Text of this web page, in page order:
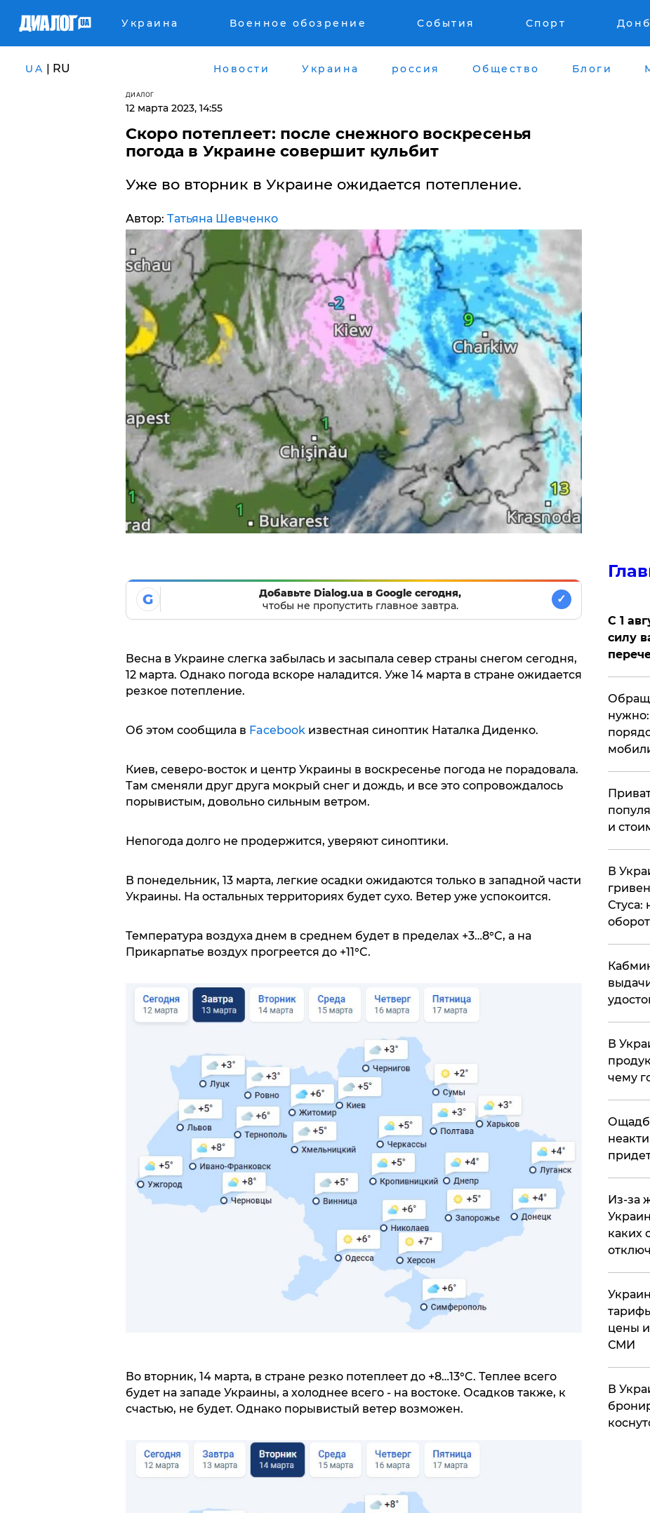
Украина Военное обозрение События Спорт
UA | RU Новости Украина россия Общество Блоги
ДИАЛОГ
12 марта 2023, 14:55
Скоро потеплеет: после снежного воскресенья
погода в Украине совершит кульбит
​Уже во вторник в Украине ожидается потепление.
Автор: Татьяна Шевченко
G
Добавьте Dialog.ua в Google сегодня,
чтобы не пропустить главное завтра.
✓
Весна в Украине слегка забылась и засыпала север страны снегом сегодня,
12 марта. Однако погода вскоре наладится. Уже 14 марта в стране ожидается
резкое потепление.
Об этом сообщила в Facebookизвестная синоптик Наталка Диденко.
Киев, северо-восток и центр Украины в воскресенье погода не порадовала.
Там сменяли друг друга мокрый снег и дождь, и все это сопровождалось
порывистым, довольно сильным ветром.
Непогода долго не продержится, уверяют синоптики.
В понедельник, 13 марта, легкие осадки ожидаются только в западной части
Украины. На остальных территориях будет сухо. Ветер уже успокоится.
Температура воздуха днем в среднем будет в пределах +3…8°C, а на
Прикарпатье воздух прогреется до +11°C.
Во вторник, 14 марта, в стране резко потеплеет до +8…13°C. Теплее всего
будет на западе Украины, а холоднее всего - на востоке. Осадков также, к
счастью, не будет. Однако порывистый ветер возможен.
С 1
силу
и
В
Стуса:
В
чему
Из-за
каких
цены
СМИ
В